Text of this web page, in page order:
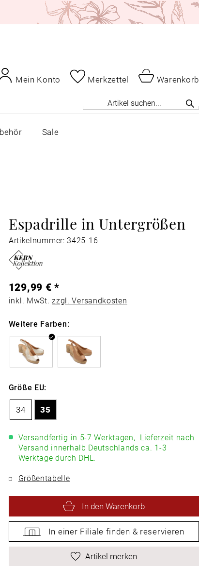
Mein Konto Merkzettel
Warenkorb
Sale
Espadrille in Untergrößen
Artikelnummer: 3425-16
129,99 € *
inkl. MwSt.zzgl. Versandkosten
Weitere Farben:
Größe EU:
34 35
Versandfertig in 5-7 Werktagen, Lieferzeit nach
Versand innerhalb Deutschlands ca. 1-3
Werktage durch DHL.
Größentabelle
In den Warenkorb
In einer Filiale finden & reservieren
Artikel merken